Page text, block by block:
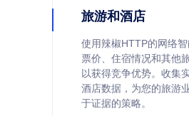
旅游和酒店
使用辣椒HTTP的网络
票价、住宿情况和其他
以获得竞争优势。收集
酒店数据，为您的旅游
于证据的策略。